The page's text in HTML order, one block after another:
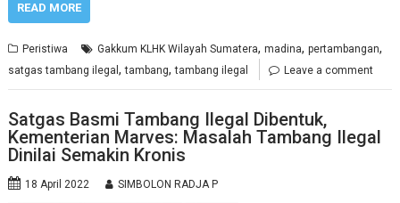
READ MORE
Peristiwa Gakkum KLHK Wilayah Sumatera,madina,pertambangan,
satgas tambang ilegal,tambang,tambang ilegal Leave a comment
Satgas Basmi Tambang Ilegal Dibentuk,
Kementerian Marves: Masalah Tambang Ilegal
Dinilai Semakin Kronis
18 April 2022 SIMBOLON RADJA P